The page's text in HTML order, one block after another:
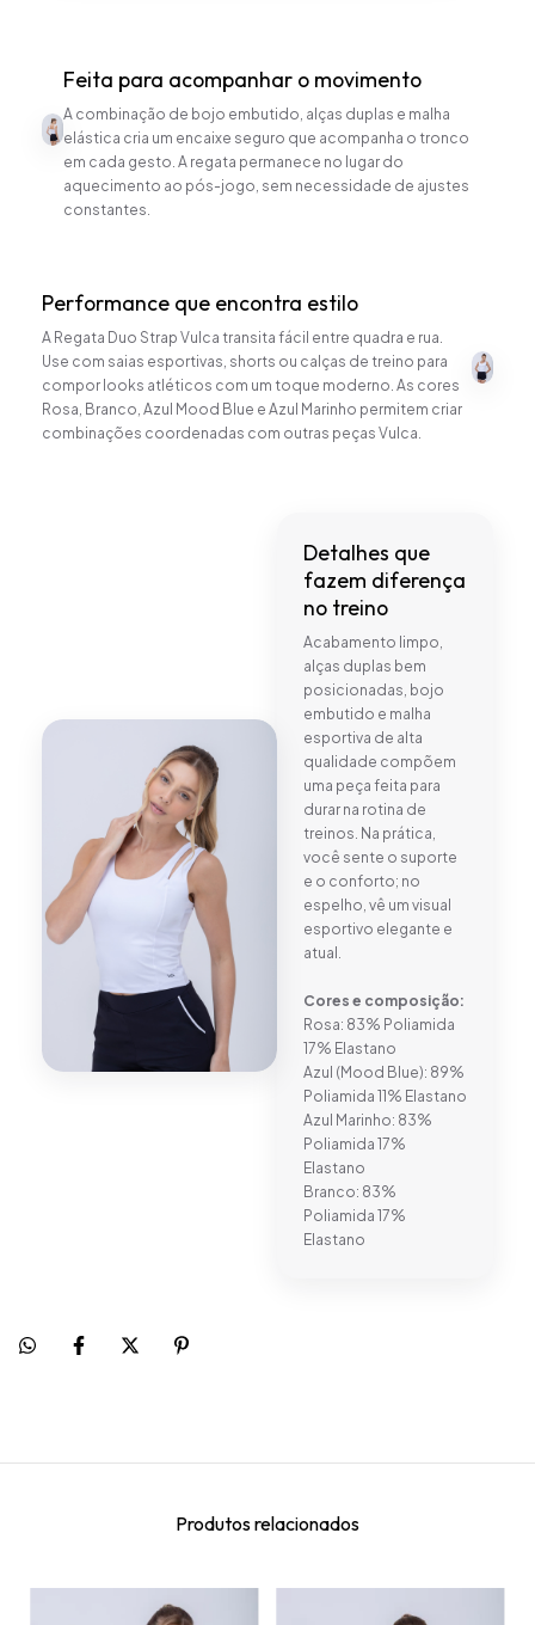
Feita para acompanhar o movimento
A combinação de bojo embutido, alças duplas e malha
elástica cria um encaixe seguro que acompanha o tronco
em cada gesto. A regata permanece no lugar do
aquecimento ao pós-jogo, sem necessidade de ajustes
constantes.
Performance que encontra estilo
A Regata Duo Strap Vulca transita fácil entre quadra e rua.
Use com saias esportivas, shorts ou calças de treino para
compor looks atléticos com um toque moderno. As cores
Rosa, Branco, Azul Mood Blue e Azul Marinho permitem criar
combinações coordenadas com outras peças Vulca.
Detalhes que
fazem diferença
no treino
Acabamento limpo,
alças duplas bem
posicionadas, bojo
embutido e malha
esportiva de alta
qualidade compõem
uma peça feita para
durar na rotina de
treinos. Na prática,
você sente o suporte
e o conforto; no
espelho, vê um visual
esportivo elegante e
atual.
Cores e composição:
Rosa: 83% Poliamida
17% Elastano
Azul (Mood Blue): 89%
Poliamida 11% Elastano
Azul Marinho: 83%
Poliamida 17%
Elastano
Branco: 83%
Poliamida 17%
Elastano
Produtos relacionados